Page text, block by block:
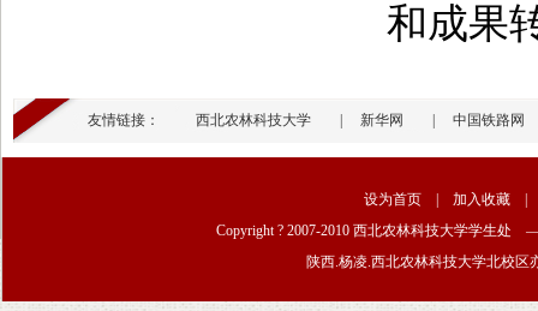
和成果
友情链接： 西北农林科技大学 新华网 中国铁路网
设为首页 加入收藏
Copyright ? 2007-2010 西北农林科技大学学
陕西.杨凌.西北农林科技大学北